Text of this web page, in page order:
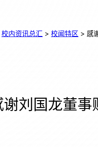
校内资讯总汇 > 校闻特区 > 感
谢刘国龙董事